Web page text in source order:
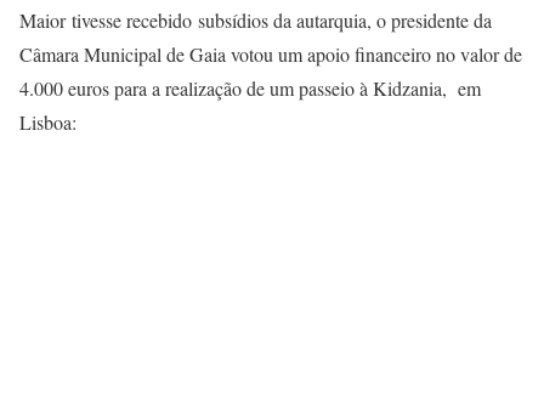
Maior tivesse recebido subsídios da autarquia, o presidente da
Câmara Municipal de Gaia votou um apoio financeiro no valor de
4.000 euros para a realização de um passeio à Kidzania, em
Lisboa: